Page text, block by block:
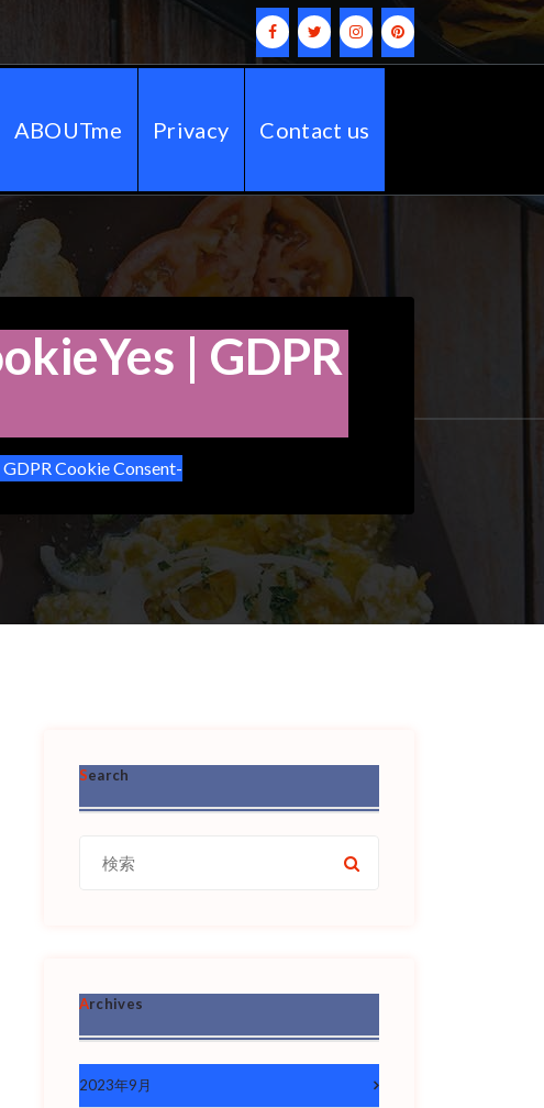
ABOUTme Privacy Contact us
| GDPR
Cookie Consent-
Search
Archives
2023年9月